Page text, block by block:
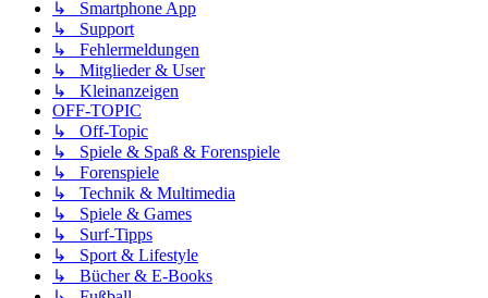
↳ Smartphone App
↳ Support
↳ Fehlermeldungen
↳ Mitglieder & User
↳ Kleinanzeigen
OFF-TOPIC
↳ Off-Topic
↳ Spiele & Spaß & Forenspiele
↳ Forenspiele
↳ Technik & Multimedia
↳ Spiele & Games
↳ Surf-Tipps
↳ Sport & Lifestyle
↳ Bücher & E-Books